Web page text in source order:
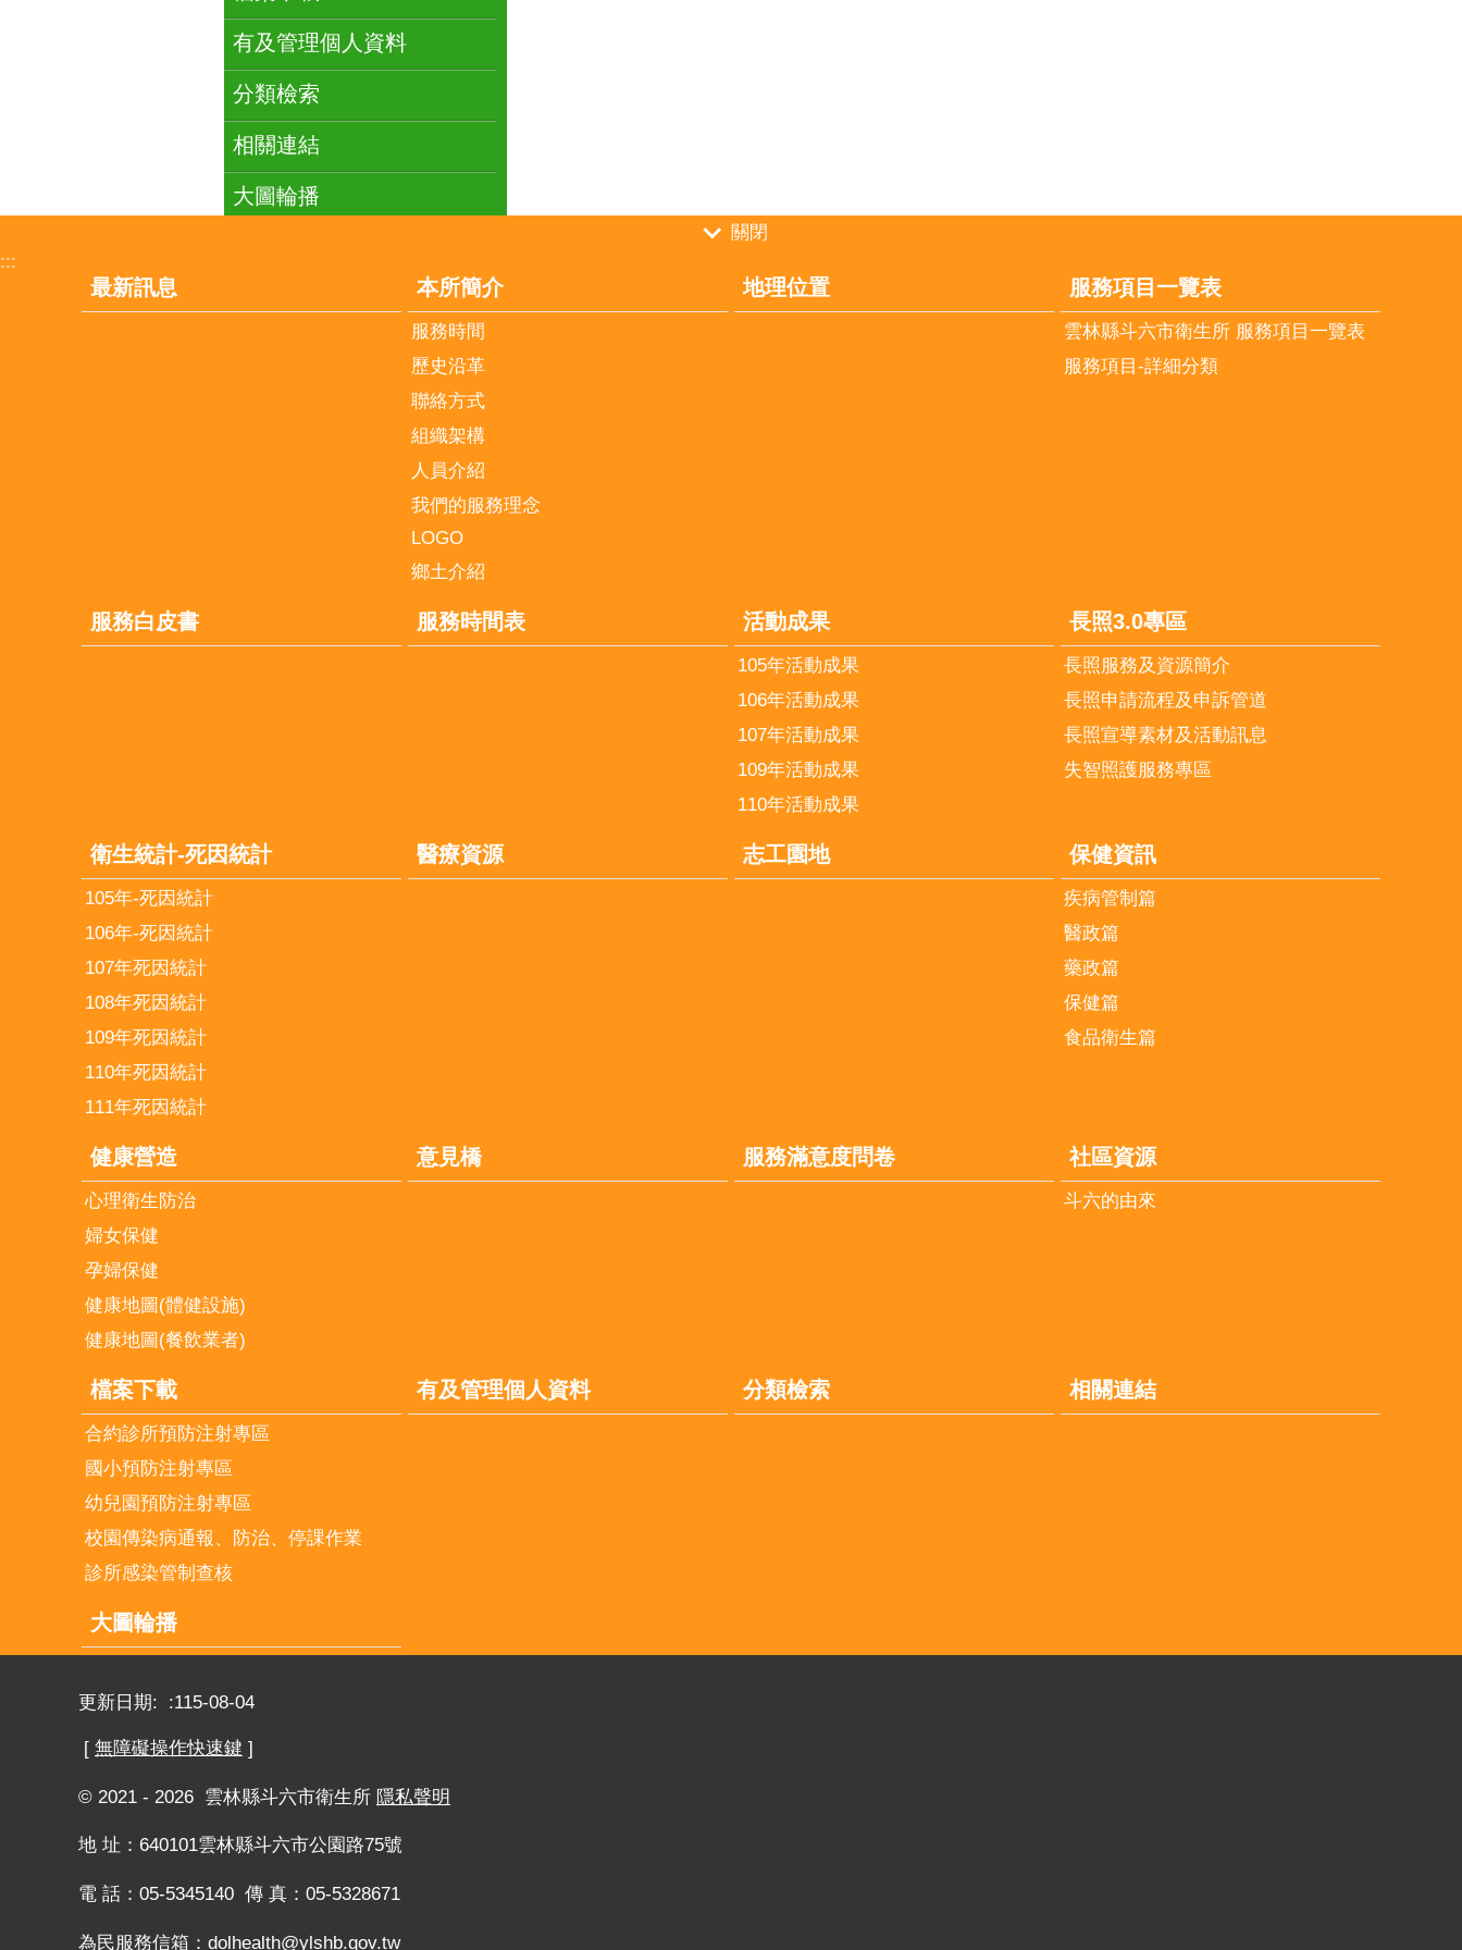
有及管理個人資料
分類檢索
相關連結
大圖輪播
關閉
:::
最新訊息 本所簡介
服務時間
歷史沿革
聯絡方式
組織架構
人員介紹
我們的服務理念
LOGO
鄉土介紹
地理位置 服務項目一覽表
雲林縣斗六市衛生所 服務項目一覽表
服務項目-詳細分類
服務白皮書 服務時間表 活動成果
105年活動成果
106年活動成果
107年活動成果
109年活動成果
110年活動成果
長照3.0專區
長照服務及資源簡介
長照申請流程及申訴管道
長照宣導素材及活動訊息
失智照護服務專區
衛生統計-死因統計
105年-死因統計
106年-死因統計
107年死因統計
108年死因統計
109年死因統計
110年死因統計
111年死因統計
醫療資源 志工園地 保健資訊
疾病管制篇
醫政篇
藥政篇
保健篇
食品衛生篇
健康營造
心理衛生防治
婦女保健
孕婦保健
健康地圖(體健設施)
健康地圖(餐飲業者)
意見橋 服務滿意度問卷 社區資源
斗六的由來
檔案下載
合約診所預防注射專區
國小預防注射專區
幼兒園預防注射專區
校園傳染病通報、防治、停課作業
診所感染管制查核
有及管理個人資料 分類檢索 相關連結
大圖輪播
更新日期: 115-08-04
[ 無障礙操作快速鍵 ]
© 2021 - 2026 雲林縣斗六市衛生所 隱私聲明
地 址：640101雲林縣斗六市公園路75號
電 話：05-5345140 傳 真：05-5328671
為民服務信箱： dolhealth@ylshb.gov.tw